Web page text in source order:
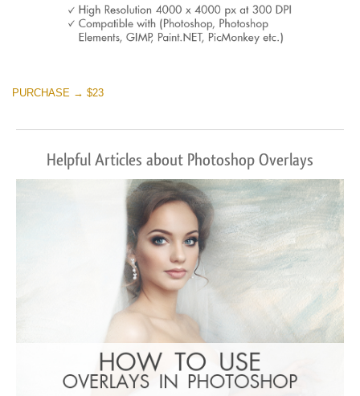
PURCHASE → $23
Helpful Articles about Photoshop Overlays